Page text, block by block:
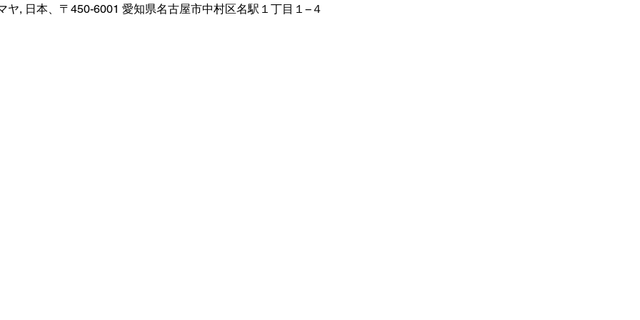
ヤ, 日本、〒450-6001 愛知県名古屋市中村区名駅１丁目１−４